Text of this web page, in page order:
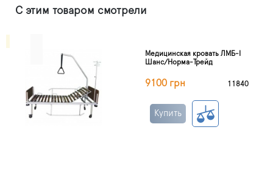
С этим товаром смотрели
Медицинская кровать ЛМБ-I
Шанс/Норма-Трейд
9100 грн 11840
Купить